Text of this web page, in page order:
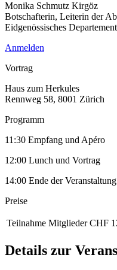
Monika Schmutz Kirgöz
Botschafterin, Leiterin der
Eidgenössisches
Anmelden
Vortrag
Haus zum Herkules
Rennweg 58, 8001 Zürich
Programm
11:30 Empfang und Apéro
12:00 Lunch und Vortrag
14:00 Ende der Veranstaltung
Preise
Teilnahme Mitglieder CHF
Details zur